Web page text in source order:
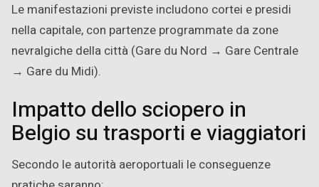
Le manifestazioni previste includono cortei e presidi
nella capitale, con partenze programmate da zone
nevralgiche della città (Gare du Nord → Gare Centrale
→ Gare du Midi).
Impatto dello sciopero in
Belgio su trasporti e viaggiatori
Secondo le autorità aeroportuali le conseguenze